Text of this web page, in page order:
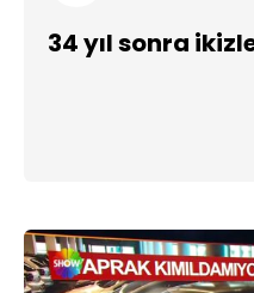
34 yıl sonra